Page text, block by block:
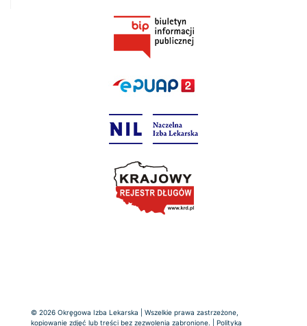
© 2026 Okręgowa Izba Lekarska | Wszelkie prawa zastrzeżone,
kopiowanie zdjęć lub treści bez zezwolenia zabronione. | Polityka